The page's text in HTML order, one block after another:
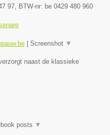
97 , BTW-nr: be 0429 480 960
Screenshot ▼
naast de klassieke
posts ▼